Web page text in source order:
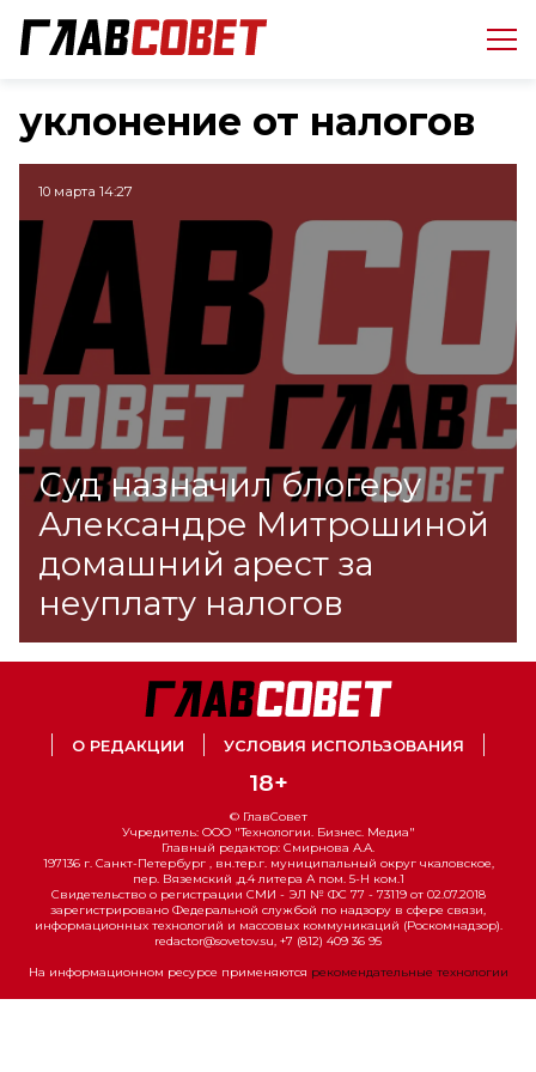
уклонение от налогов
10 марта 14:27
Суд назначил блогеру
Александре Митрошиной
домашний арест за
неуплату налогов
О РЕДАКЦИИ УСЛОВИЯ ИСПОЛЬЗОВАНИЯ
18+
© ГлавСовет
Учредитель: ООО "Технологии. Бизнес. Медиа"
Главный редактор: Смирнова А.А.
197136 г. Санкт-Петербург , вн.тер.г. муниципальный округ чкаловское,
пер. Вяземский ,д.4 литера А пом. 5-Н ком.1
Свидетельство о регистрации СМИ - ЭЛ № ФС 77 - 73119 от 02.07.2018
зарегистрировано Федеральной службой по надзору в сфере связи,
информационных технологий и массовых коммуникаций (Роскомнадзор).
redactor@sovetov.su, +7 (812) 409 36 95
На информационном ресурсе применяются рекомендательные технологии